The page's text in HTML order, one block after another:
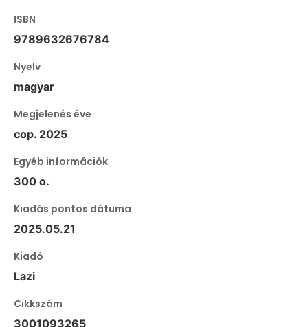
ISBN
9789632676784
Nyelv
magyar
Megjelenés éve
cop. 2025
Egyéb információk
300 o.
Kiadás pontos dátuma
2025.05.21
Kiadó
Lazi
Cikkszám
3001093265